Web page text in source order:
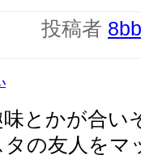
投稿者
とかが合い
の友人を